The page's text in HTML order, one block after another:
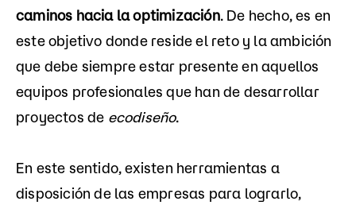
caminos hacia la optimización. De hecho, es en
este objetivo donde reside el reto y la ambición
que debe siempre estar presente en aquellos
equipos profesionales que han de desarrollar
proyectos de ecodiseño.
En este sentido, existen herramientas a
disposición de las empresas para lograrlo,